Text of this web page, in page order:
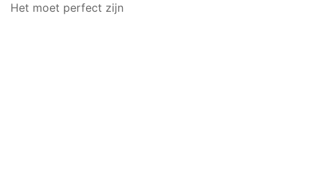
Het moet perfect zijn